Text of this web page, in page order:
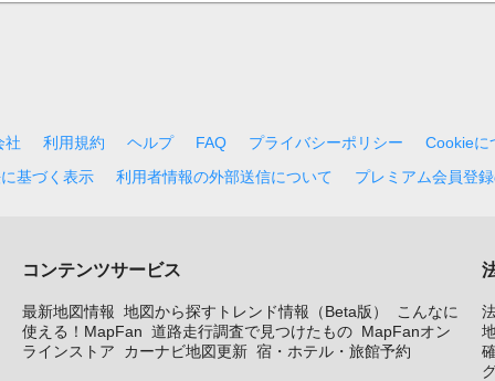
社 利用規約 ヘルプ FAQ プライバシーポリシー
Cookieに
基づく表示
利用者情報の外部送信について プレミアム会員登
コンテンツサービス
最新地図情報 地図から探すトレンド情報（Beta版）
こんなに
使える！MapFan 道路走行調査で見つけたもの MapFanオン
ラインストア
カーナビ地図更新 宿・ホテル・旅館予約